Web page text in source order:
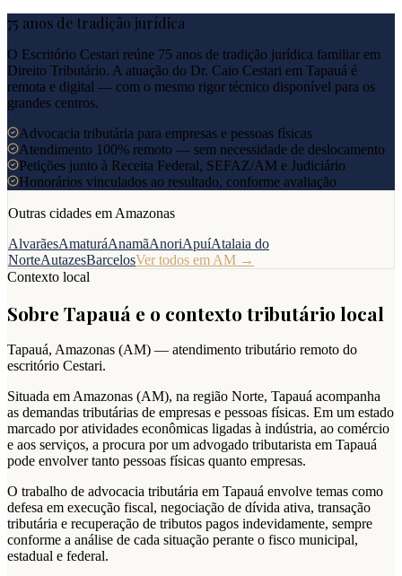
75 anos de tradição jurídica
O Escritório Cestari reúne 75 anos de tradição jurídica familiar em
Direito Tributário. A atuação do Dr. Caio Cestari em Tapauá é
remota e digital — com o mesmo rigor técnico disponível para os
grandes centros.
Advocacia tributária para empresas e pessoas físicas
Atendimento 100% remoto — sem necessidade de deslocamento
Petições junto à Receita Federal, SEFAZ/AM e Judiciário
Honorários vinculados ao resultado, conforme avaliação
Outras cidades em Amazonas
AlvarãesAmaturáAnamãAnoriApuíAtalaia do
NorteAutazesBarcelosVer todos em AM →
Contexto local
Sobre Tapauá e o contexto tributário local
Tapauá, Amazonas (AM) — atendimento tributário remoto do
escritório Cestari.
Situada em Amazonas (AM), na região Norte, Tapauá acompanha
as demandas tributárias de empresas e pessoas físicas. Em um estado
marcado por atividades econômicas ligadas à indústria, ao comércio
e aos serviços, a procura por um advogado tributarista em Tapauá
pode envolver tanto pessoas físicas quanto empresas.
O trabalho de advocacia tributária em Tapauá envolve temas como
defesa em execução fiscal, negociação de dívida ativa, transação
tributária e recuperação de tributos pagos indevidamente, sempre
conforme a análise de cada situação perante o fisco municipal,
estadual e federal.